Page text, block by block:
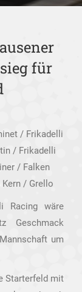
für
/ Frikadelli
/ Frikadelli
/ Falken
Kern / Grello
Racing wäre
Geschmack
um
Starterfeld mit